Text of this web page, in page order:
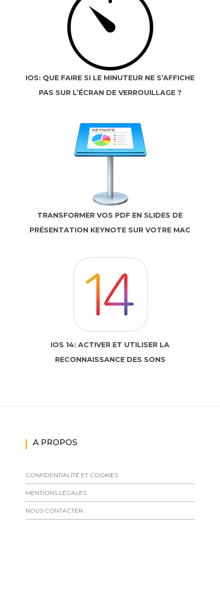
IOS: QUE FAIRE SI LE MINUTEUR NE S’AFFICHE
PAS SUR L’ÉCRAN DE VERROUILLAGE ?
TRANSFORMER VOS PDF EN SLIDES DE
PRÉSENTATION KEYNOTE SUR VOTRE MAC
IOS 14: ACTIVER ET UTILISER LA
RECONNAISSANCE DES SONS
A PROPOS
CONFIDENTIALITÉ ET COOKIES
MENTIONS LÉGALES
NOUS CONTACTER